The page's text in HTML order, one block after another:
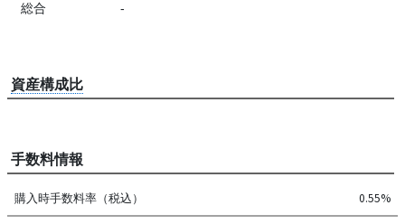
総合 -
資産構成比
手数料情報
購入時手数料率（税込） 0.55%